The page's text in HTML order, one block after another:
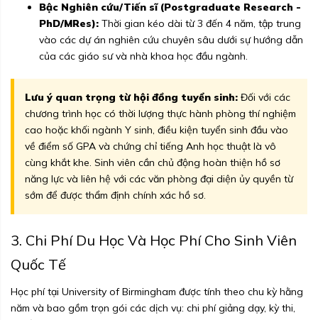
Bậc Nghiên cứu/Tiến sĩ (Postgraduate Research -
PhD/MRes): Thời gian kéo dài từ 3 đến 4 năm, tập trung
vào các dự án nghiên cứu chuyên sâu dưới sự hướng dẫn
của các giáo sư và nhà khoa học đầu ngành.
Lưu ý quan trọng từ hội đồng tuyển sinh: Đối với các
chương trình học có thời lượng thực hành phòng thí nghiệm
cao hoặc khối ngành Y sinh, điều kiện tuyển sinh đầu vào
về điểm số GPA và chứng chỉ tiếng Anh học thuật là vô
cùng khắt khe. Sinh viên cần chủ động hoàn thiện hồ sơ
năng lực và liên hệ với các văn phòng đại diện ủy quyền từ
sớm để được thẩm định chính xác hồ sơ.
3. Chi Phí Du Học Và Học Phí Cho Sinh Viên
Quốc Tế
Học phí tại University of Birmingham được tính theo chu kỳ hằng
năm và bao gồm trọn gói các dịch vụ: chi phí giảng dạy, kỳ thi,